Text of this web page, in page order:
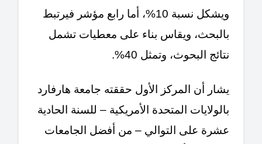
ويشكل نسبة 10%، أما رابع مؤشر فيرتبط
بالبحث، ويقاس بناء على معطيات تشمل
نتائج البحوث، وتمثل 40%.
يشار أن المركز الأول حققته جامعة هارفارد
بالولايات المتحدة الأمريكية – للسنة الحادية
عشرة على التوالي – من أفضل الجامعات